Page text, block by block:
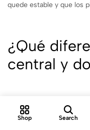
quede estable y que los
¿Qué
central y
El pie central utiliza un
tableros redondos o
dos apoyos bajo
Shop Search